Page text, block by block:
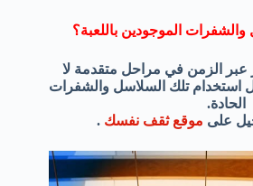
عبر الزمن في مراحل متقدمة لا
استخدام تلك السلاسل والشفرات
الحادة.
على موقع ثقف نفسك.